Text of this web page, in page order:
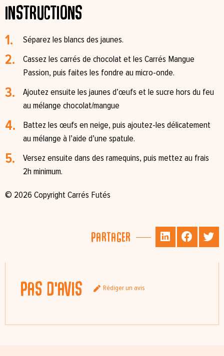
Instructions
Séparez les blancs des jaunes.
Cassez les carrés de chocolat et les Carrés Mangue
Passion, puis faites les fondre au micro-onde.
Ajoutez ensuite les jaunes d’œufs et le sucre hors du feu
au mélange chocolat/mangue
Battez les œufs en neige, puis ajoutez-les délicatement
au mélange à l’aide d’une spatule.
Versez ensuite dans des ramequins, puis mettez au frais
2h minimum.
© 2026 Copyright Carrés Futés
Partager
Pas d'avis Rédiger un avis